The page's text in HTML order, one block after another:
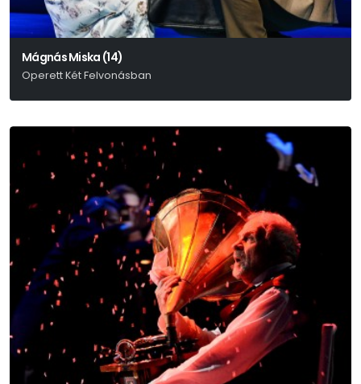
Mágnás Miska (14)
Operett Két Felvonásban